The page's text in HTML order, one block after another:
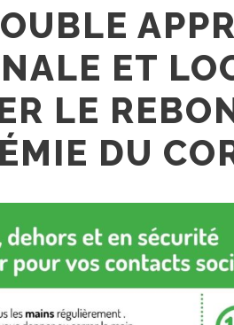
ET
LE
DU